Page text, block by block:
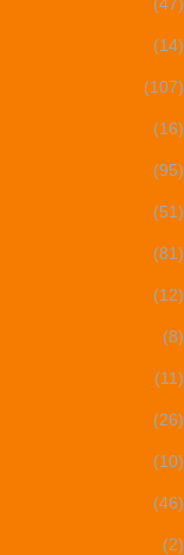
(14)
(107)
(16)
(95)
(51)
(81)
(12)
(8)
(11)
(26)
(10)
(46)
(2)